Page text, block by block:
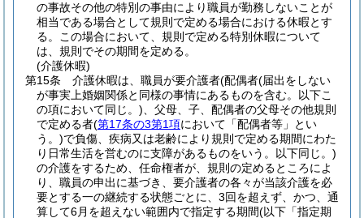
の事故その他の特別の事由により職員が勤務しないことが
相当である場合として規則で定める場合における休暇とす
る。
この場合において、規則で定める特別休暇について
は、規則でその期間を定める。
(介護休暇)
第15条
介護休暇は、職員が要介護者(配偶者(届出をしない
が事実上婚姻関係と同様の事情にあるものを含む。以下こ
の項において同じ。) 、父母、子、配偶者の父母その他規則
で定める者(第17条の3第1項において「配偶者等」とい
う。)で負傷、疾病又は老齢により規則で定める期間にわた
り日常生活を営むのに支障があるものをいう。以下同じ。)
の介護をするため、任命権者が、規則の定めるところによ
り、職員の申出に基づき、要介護者の各々が当該介護を必
要とする一の継続する状態ごとに、3回を超えず、かつ、通
算して6月を超えない範囲内で指定する期間(以下「指定期